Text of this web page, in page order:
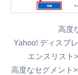
高度
Yahoo! ディスプ
エンスリスト
高度なセグメント